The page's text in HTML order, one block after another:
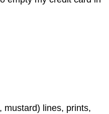
mustard) lines, prints,